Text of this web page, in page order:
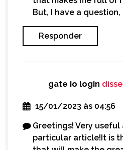
But, I have a
Responder
gate io login
15/01/2023 às 04:56
Greetings! Very
particular article!It is